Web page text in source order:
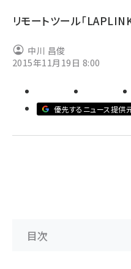
yahoo (1906)
楽天 (1874)
ecbeing (1210)
アスクル (1122)
base (1081)
ビィ・フォアード (776)
リモートツール「
中川 昌俊
2015年11月19日 8:00
優先するニュース提供
目次